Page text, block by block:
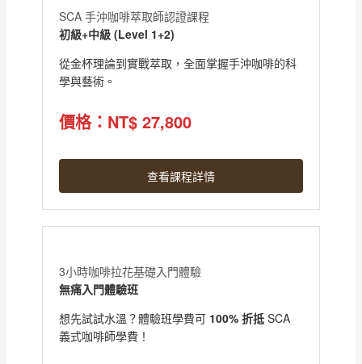
SCA 手沖咖啡萃取師認證課程
初級+中級 (Level 1+2)
從金杯理論到實戰萃取，全面掌握手沖咖啡的科
學與藝術。
價格：NT$ 27,800
查看課程詳情
3小時咖啡拉花基礎入門體驗
無痛入門體驗班
想先試試水溫？體驗班學費可 100% 折抵SCA
義式咖啡師學費！